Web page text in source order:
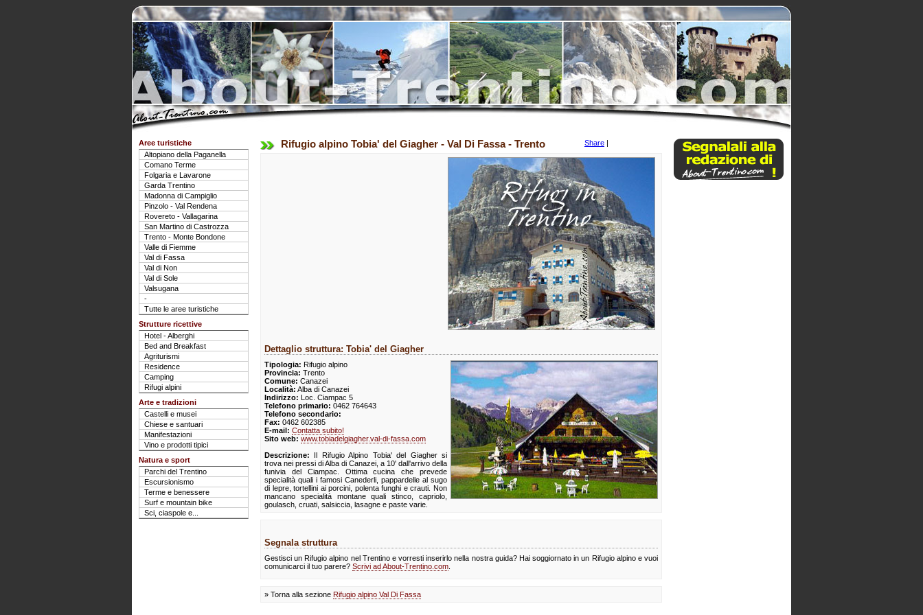
Rifugio alpino Tobia' del Giagher - Val Di Fassa - Trento Share |
Dettaglio struttura: Tobia' del Giagher
Tipologia: Rifugio alpino
Provincia: Trento
Comune: Canazei
Località: Alba di Canazei
Indirizzo: Loc. Ciampac 5
Telefono primario: 0462 764643
Telefono secondario:
Fax: 0462 602385
E-mail: Contatta subito!
Sito web: www.tobiadelgiagher.val-di-fassa.com
Descrizione: Il Rifugio Alpino Tobia' del Giagher si
trova nei pressi di Alba di Canazei, a 10' dall'arrivo della
funivia del Ciampac. Ottima cucina che prevede
specialità quali i famosi Canederli, pappardelle al sugo
di lepre, tortellini ai porcini, polenta funghi e crauti. Non
mancano specialità montane quali stinco, capriolo,
goulasch, cruati, salsiccia, lasagne e paste varie.
Segnala struttura
Gestisci un Rifugio alpino nel Trentino e vorresti inserirlo nella nostra guida? Hai soggiornato in un Rifugio alpino e vuoi
comunicarci il tuo parere? Scrivi ad About-Trentino.com
» Torna alla sezione Rifugio alpino Val Di Fassa
Aree turistiche
Altopiano della Paganella
Comano Terme
Folgaria e Lavarone
Garda Trentino
Madonna di Campiglio
Pinzolo - Val Rendena
Rovereto - Vallagarina
San Martino di Castrozza
Trento - Monte Bondone
Valle di Fiemme
Val di Fassa
Val di Non
Val di Sole
Valsugana
-
Tutte le aree turistiche
Strutture ricettive
Hotel - Alberghi
Bed and Breakfast
Agriturismi
Residence
Camping
Rifugi alpini
Arte e tradizioni
Castelli e musei
Chiese e santuari
Manifestazioni
Vino e prodotti tipici
Natura e sport
Parchi del Trentino
Escursionismo
Terme e benessere
Surf e mountain bike
Sci, ciaspole e...